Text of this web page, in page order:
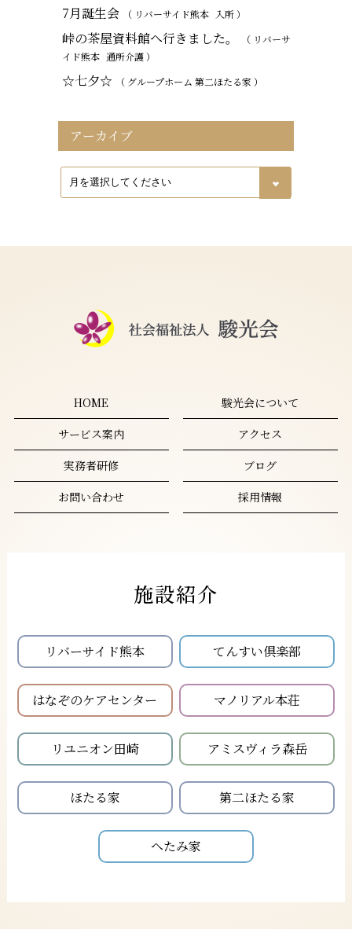
7月誕生会 （ リバーサイド熊本 入所）
峠の茶屋資料館へ行きました。
（ リバーサ
イド熊本 通所介護）
☆七夕☆ （ グループホーム 第二ほたる家 ）
アーカイブ
HOME
駿光会について
サービス案内
アクセス
実務者研修
ブログ
お問い合わせ
採用情報
施設紹介
リバーサイド熊本 てんすい倶楽部
はなぞのケアセンター マノリアル本荘
リユニオン田崎 アミスヴィラ森岳
ほたる家 第二ほたる家
へたみ家